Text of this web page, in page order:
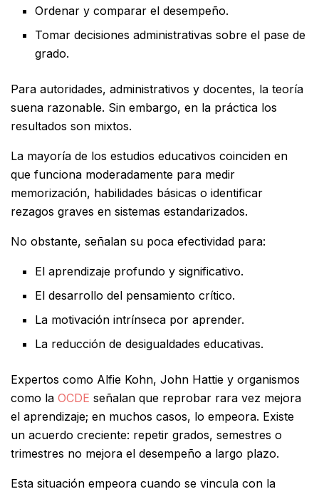
Ordenar y comparar el desempeño.
Tomar decisiones administrativas sobre el pase de
grado.
Para autoridades, administrativos y docentes, la teoría
suena razonable. Sin embargo, en la práctica los
resultados son mixtos.
La mayoría de los estudios educativos coinciden en
que funciona moderadamente para medir
memorización, habilidades básicas o identificar
rezagos graves en sistemas estandarizados.
No obstante, señalan su poca efectividad para:
El aprendizaje profundo y significativo.
El desarrollo del pensamiento crítico.
La motivación intrínseca por aprender.
La reducción de desigualdades educativas.
Expertos como Alfie Kohn, John Hattie y organismos
como la OCDE señalan que reprobar rara vez mejora
el aprendizaje; en muchos casos, lo empeora. Existe
un acuerdo creciente: repetir grados, semestres o
trimestres no mejora el desempeño a largo plazo.
Esta situación empeora cuando se vincula con la